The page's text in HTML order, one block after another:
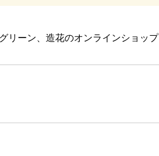
リーン、造花のオンラインショップ